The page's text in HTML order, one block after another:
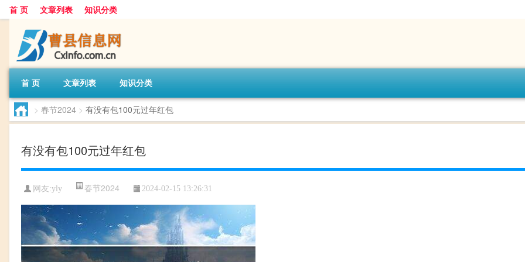
首 页 文章列表 知识分类
首 页 文章列表 知识分类
> 春节2024 > 有没有包100元过年红包
有没有包100元过年红包
网友:yly 春节2024 2024-02-15 13:26:31